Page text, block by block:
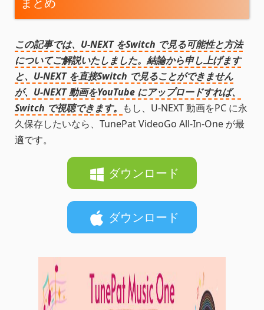
この記事では、U-NEXT をSwitch で見る可能性と方法
についてご解説いたしました。結論から申し上げます
と、U-NEXT を直接Switch で見ることができません
が、U-NEXT 動画をYouTube にアップロードすれば、
Switch で視聴できます。 もし、U-NEXT 動画をPC に永
久保存したいなら、TunePat VideoGo All-In-One が最
適です。
ダウンロード
ダウンロード